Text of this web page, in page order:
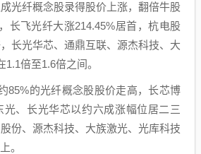
光纤概念股录得股价上涨，翻倍牛股
长飞光纤大涨214.45%居首，杭电股
长光华芯、 通鼎互联、 源杰科技、 大
1.1倍至1.6倍之间。
85%的光纤概念股股价走高，长芯博
光、 长光华芯以约六成涨幅位居二三
份、 源杰科技、 大族激光、 光库科技
。